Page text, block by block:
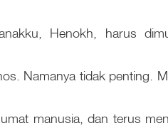
Henokh, harus
Namanya tidak penting.
manusia, dan terus